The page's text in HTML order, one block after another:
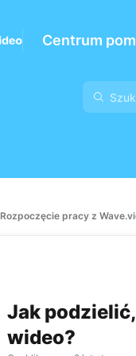
Centrum
Rozpoczęcie pracy z
Jak
wideo?